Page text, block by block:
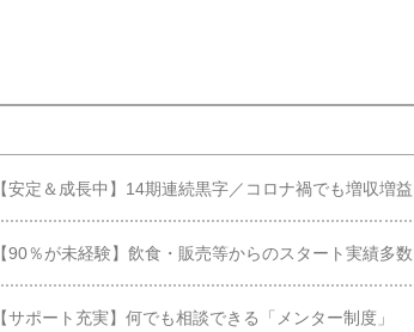
【安定＆成長中】14期連続黒字／コロナ禍でも増収増益
【90％が未経験】飲食・販売等からのスタート実績多数
【サポート充実】何でも相談できる「メンター制度」